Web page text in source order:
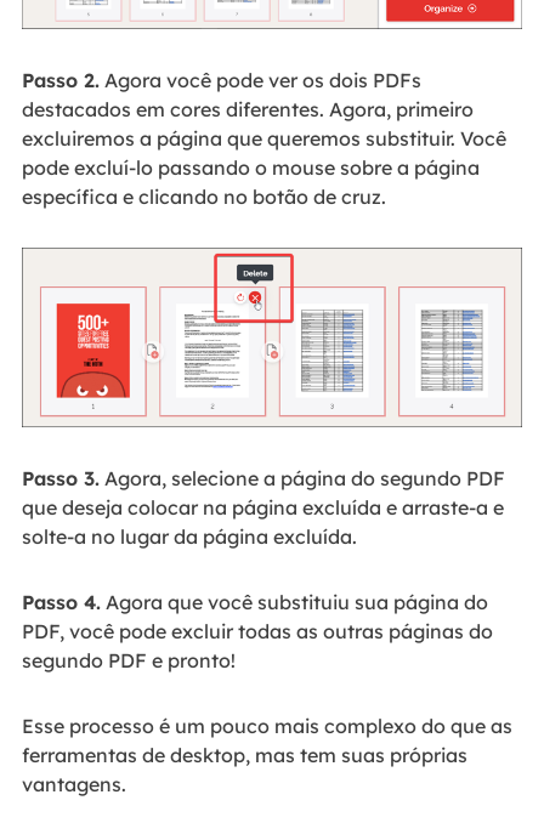
Passo 2.Agora você pode ver os dois PDFs
destacados em cores diferentes. Agora, primeiro
excluiremos a página que queremos substituir. Você
pode excluí-lo passando o mouse sobre a página
específica e clicando no botão de cruz.
Passo 3.Agora, selecione a página do segundo PDF
que deseja colocar na página excluída e arraste-a e
solte-a no lugar da página excluída.
Passo 4.Agora que você substituiu sua página do
PDF, você pode excluir todas as outras páginas do
segundo PDF e pronto!
Esse processo é um pouco mais complexo do que as
ferramentas de desktop, mas tem suas próprias
vantagens.